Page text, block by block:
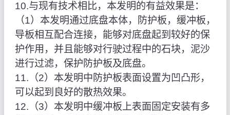
10.与现有技术相比，本发明的有益效果是：
（1）本发明通过底盘本体，防护板，缓冲板，
导板相互配合连接，能够对底盘起到较好的保
护作用，并且能够对行驶过程中的石块，泥沙
进行过滤，保护防护板及底盘。
11.（2）本发明中防护板表面设置为凹凸形，
可以起到良好的散热效果。
12.（3）本发明中缓冲板上表面固定安装有多